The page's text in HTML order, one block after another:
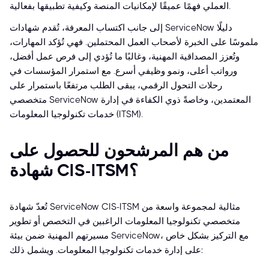
العملي فهمًا عميقًا لإمكانيات المنصة وكيفية تطبيقها بفعالية.
إلى جانب اكتساب المعرفة، تُقدم شهادات ServiceNow دليلًا
ملموسًا على الخبرة لأصحاب العمل المحتملين. فهي تُؤكد المهارات،
وتُعزز المصداقية المهنية، وغالبًا ما تُؤدي إلى فرص عمل أفضل،
ورواتب أعلى، ونمو وظيفي أسرع. مع استمرار المؤسسات في
رحلات التحول الرقمي، يبقى الطلب مرتفعًا باستمرار على
متخصصي ServiceNow المعتمدين، وخاصةً ذوي الكفاءة في إدارة
خدمات تكنولوجيا المعلومات (ITSM).
من هم المرشحون للحصول على
شهادة CIS-ITSM؟
تُعدّ شهادة ServiceNow CIS-ITSM مثالية لمجموعة واسعة من
متخصصي تكنولوجيا المعلومات الراغبين في التخصص أو تطوير
مسيرتهم المهنية ضمن بيئة ServiceNow، مع التركيز بشكل خاص
على إدارة خدمات تكنولوجيا المعلومات. ويشمل ذلك: